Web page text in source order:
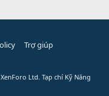
Trợ giúp
Ltd. Tạp chí Kỹ Năng